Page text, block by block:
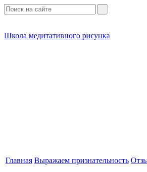
Школа медитативного рисунка
Главная Выражаем признательность